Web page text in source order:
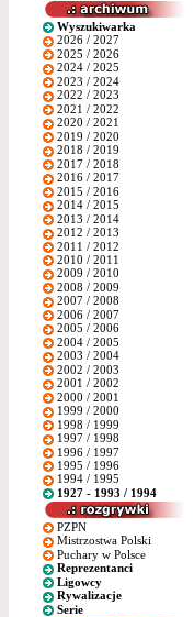
Wyszukiwarka
2026 / 2027
2025 / 2026
2024 / 2025
2023 / 2024
2022 / 2023
2021 / 2022
2020 / 2021
2019 / 2020
2018 / 2019
2017 / 2018
2016 / 2017
2015 / 2016
2014 / 2015
2013 / 2014
2012 / 2013
2011 / 2012
2010 / 2011
2009 / 2010
2008 / 2009
2007 / 2008
2006 / 2007
2005 / 2006
2004 / 2005
2003 / 2004
2002 / 2003
2001 / 2002
2000 / 2001
1999 / 2000
1998 / 1999
1997 / 1998
1996 / 1997
1995 / 1996
1994 / 1995
1927 - 1993 / 1994
PZPN
Mistrzostwa Polski
Puchary w Polsce
Reprezentanci
Ligowcy
Rywalizacje
Serie